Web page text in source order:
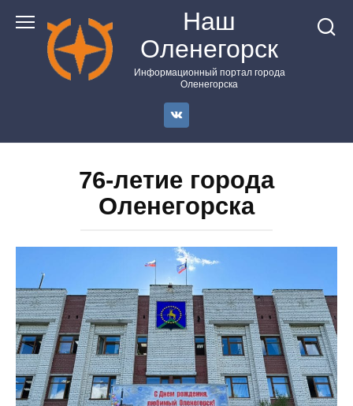
контенту
Наш
Оленегорск
Информационный портал города
Оленегорска
76-летие города
Оленегорска